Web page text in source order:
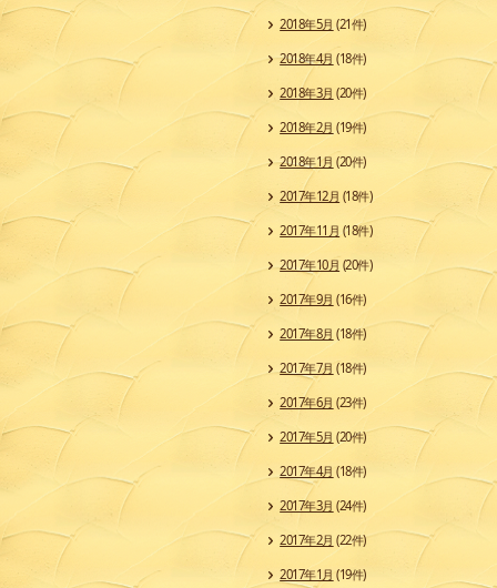
2018年5月 (21件)
2018年4月 (18件)
2018年3月 (20件)
2018年2月 (19件)
2018年1月 (20件)
2017年12月 (18件)
2017年11月(18件)
2017年10月 (20件)
2017年9月 (16件)
2017年8月 (18件)
2017年7月 (18件)
2017年6月 (23件)
2017年5月 (20件)
2017年4月 (18件)
2017年3月 (24件)
2017年2月 (22件)
2017年1月 (19件)